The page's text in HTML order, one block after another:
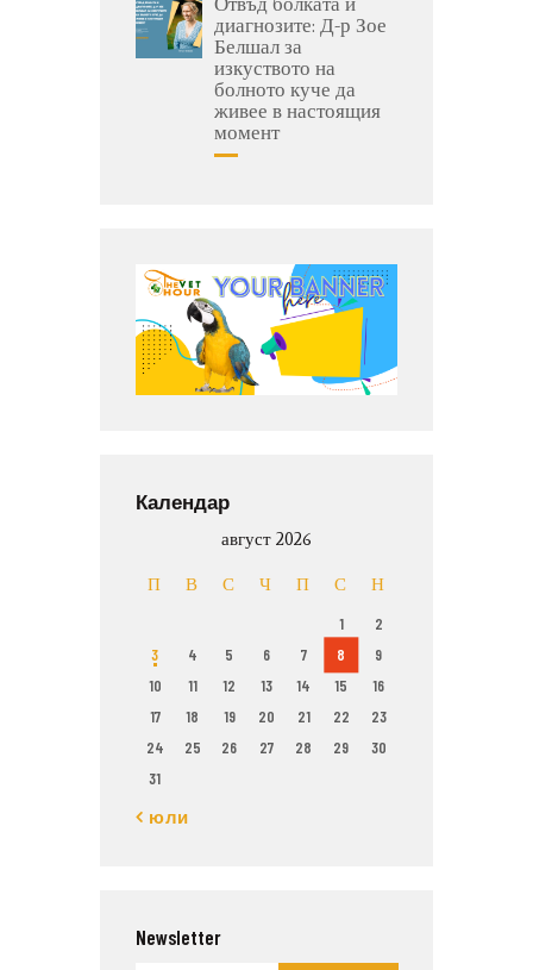
диагнозите: Д-р Зое
Белшал за
изкуството на
болното куче да
живее в настоящия
момент
Календар
август 2026
П В С Ч П С Н
1
2
3
4 5 6 7 8
9
10
11 12 13 14 15
16
17
18 19 20 21 22
23
24
25 26 27 28 29
30
31
« юли
Newsletter